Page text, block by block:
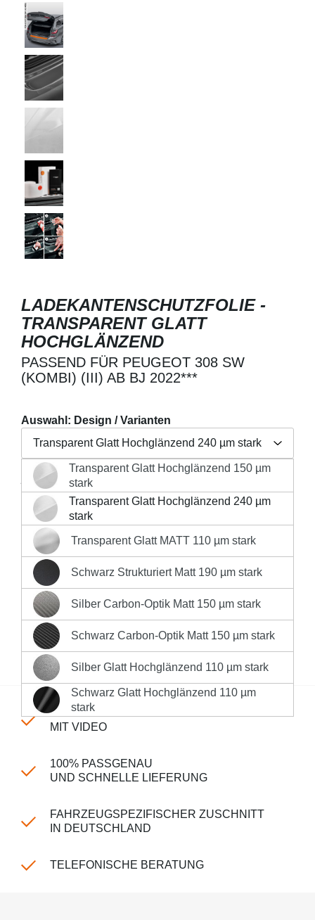
LADEKANTENSCHUTZFOLIE -
TRANSPARENT GLATT
HOCHGLÄNZEND
PASSEND FÜR PEUGEOT 308 SW
(KOMBI) (III) AB BJ 2022***
Auswahl: Design / Varianten
Transparent Glatt Hochglänzend 240 µm stark
Transparent Glatt Hochglänzend 150 µm
stark
Transparent Glatt Hochglänzend 150 µm stark
Transparent Glatt Hochglänzend 240 µm
stark
Transparent Glatt Hochglänzend 240 µm stark
Transparent Glatt MATT 110 µm stark
Transparent Glatt MATT 110 µm stark
Schwarz Strukturiert Matt 190 µm stark
Schwarz Strukturiert Matt 190 µm stark
Silber Carbon-Optik Matt 150 µm stark
Silber Carbon-Optik Matt 150 µm stark
Schwarz Carbon-Optik Matt 150 µm stark
Schwarz Carbon-Optik Matt 150 µm stark
Silber Glatt Hochglänzend 110 µm stark
Silber Glatt Hochglänzend 110 µm stark
Schwarz Glatt Hochglänzend 110 µm
stark
Schwarz Glatt Hochglänzend 110 µm stark
Regulärer Preis:
26,90 €
Preise inkl. MwSt. zzgl. Versandkosten
Produkt Anzahl: Gib den gewünschten
IN DEN WARENKORB
Sofort versandfertig, Lieferzeit 1-3 Werktage innerhalb
Deutschlands **
Produktnummer:
EINFACHE MONTAGE
MIT VIDEO
100% PASSGENAU
UND SCHNELLE LIEFERUNG
FAHRZEUGSPEZIFISCHER ZUSCHNITT
IN DEUTSCHLAND
TELEFONISCHE BERATUNG